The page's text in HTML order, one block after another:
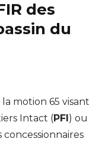
des
du
motion 65 visant
Intact (PFI) ou
concessionnaires